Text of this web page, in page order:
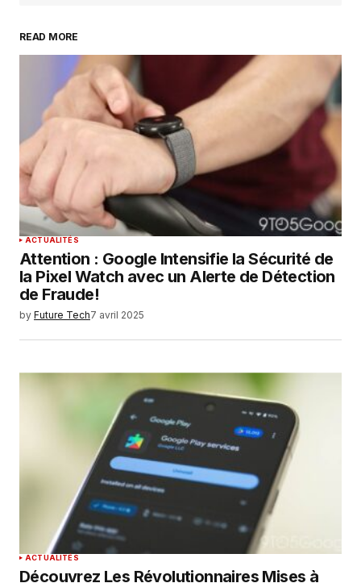
Your Name
Your E-mail*
Enregistrer mon nom, mon e-mail et mon
site dans le navigateur pour mon prochain
commentaire.
SUBMIT COMMENT
READ MORE
ACTUALITÉS
Attention : Google Intensifie la Sécurité de
la Pixel Watch avec un Alerte de Détection
de Fraude!
by Future Tech7 avril 2025
ACTUALITÉS
Découvrez Les Révolutionnaires Mises à